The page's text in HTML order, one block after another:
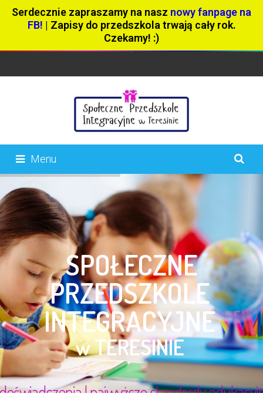
Serdecznie zapraszamy na nasz nowy fanpage na
FB! | Zapisy do przedszkola trwają cały rok.
Czekamy! :)
Menu